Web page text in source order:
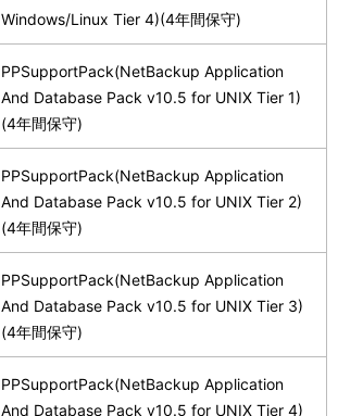
Windows/Linux Tier 4)(4年間保守)
PPSupportPack(NetBackup Application
And Database Pack v10.5 for UNIX Tier 1)
(4年間保守)
PPSupportPack(NetBackup Application
And Database Pack v10.5 for UNIX Tier 2)
(4年間保守)
PPSupportPack(NetBackup Application
And Database Pack v10.5 for UNIX Tier 3)
(4年間保守)
PPSupportPack(NetBackup Application
And Database Pack v10.5 for UNIX Tier 4)